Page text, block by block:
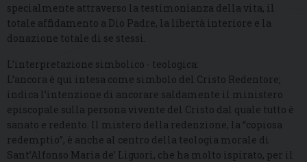
specialmente attraverso la testimonianza della vita, il
totale affidamento a Dio Padre, la libertà interiore e la
donazione totale di se stessi.
L’interpretazione simbolico - teologica:
L’ancora è qui intesa come simbolo del Cristo Redentore;
indica l’intenzione di ancorare saldamente il ministero
episcopale sulla persona vivente del Cristo dal quale tutto è
sanato e redento. Il mistero della redenzione, la “copiosa
redemptio”, è anche al centro della teologia morale di
Sant’Alfonso Maria de’ Liguori, che ha molto ispirato, per il